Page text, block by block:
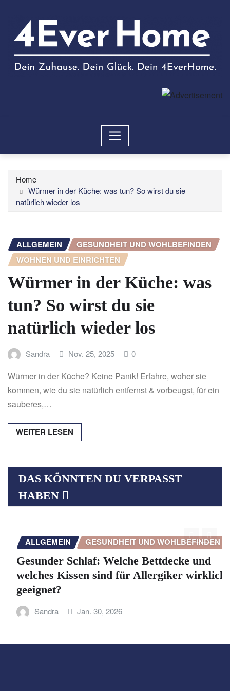
Home
Würmer in der Küche: was tun? So wirst du sie
natürlich wieder los
ALLGEMEIN
GESUNDHEIT UND WOHLBEFINDEN
WOHNEN UND EINRICHTEN
Würmer in der Küche: was
tun? So wirst du sie
natürlich wieder los
Sandra Nov. 25, 2025 0
Würmer in der Küche? Keine Panik! Erfahre, woher sie
kommen, wie du sie natürlich entfernst & vorbeugst, für ein
sauberes,…
WEITER LESEN
DAS KÖNNTEN DU VERPASST
HABEN
ALLGEMEIN GESUNDHEIT UND WOHLBEFINDEN
Gesunder Schlaf: Welche Bettdecke und
welches Kissen sind für Allergiker wirklich
geeignet?
Sandra Jan. 30, 2026